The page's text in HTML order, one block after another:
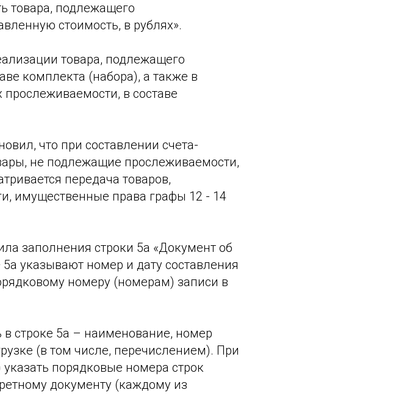
товара, подлежащего
стоимость, в рублях».
товара, подлежащего
комплекта (набора), а также в
в составе
что при составлении счета-
не подлежащие прослеживаемости,
передача товаров,
имущественные права графы 12 - 14
заполнения строки 5а «Документ об
указывают номер и дату составления
номеру (номерам) записи в
строке 5а – наименование, номер
(в том числе, перечислением). При
порядковые номера строк
документу (каждому из